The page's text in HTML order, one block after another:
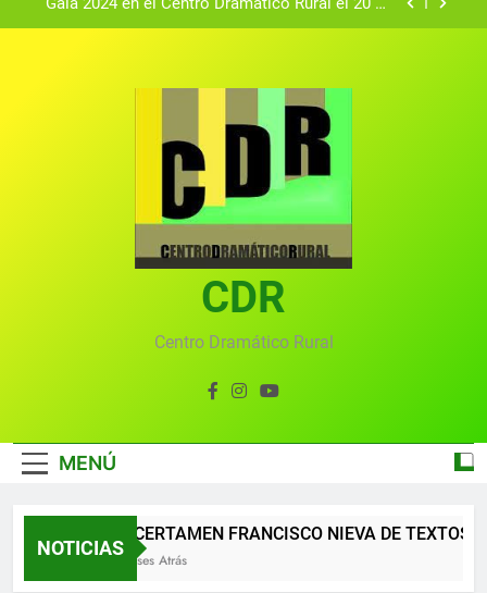
Gala 2024 en el Centro Dramático Rural el 20 de
convocado por el Centro Dramático Rural de Mira
(Cuenca)
Gala anual virtual del Centro Dramático Rural de
Gala del Centro Dramático Rural 2025
Gala 2024 en el Centro Dramático Rural el 20 de
Textos seleccionados en el VI Certamen
Francisco Nieva de piezas breves teatrales
convocado por el Centro Dramático Rural de Mira
Gala anual virtual del Centro Dramático Rural de
CDR
Centro Dramático Rural
MENÚ
NOTICIAS
XII CERTAMEN FRANCISCO NIEVA DE TEXTOS
2 Meses Atrás